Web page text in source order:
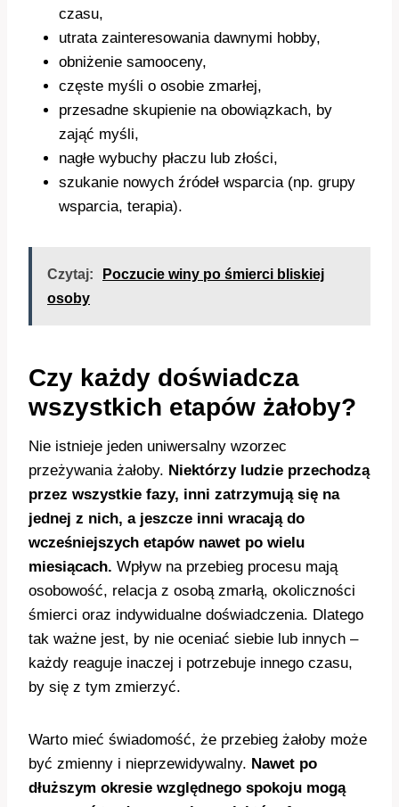
czasu,
utrata zainteresowania dawnymi hobby,
obniżenie samooceny,
częste myśli o osobie zmarłej,
przesadne skupienie na obowiązkach, by
zająć myśli,
nagłe wybuchy płaczu lub złości,
szukanie nowych źródeł wsparcia (np. grupy
wsparcia, terapia).
Czytaj:
Poczucie winy po śmierci bliskiej
osoby
Czy każdy doświadcza
wszystkich etapów żałoby?
Nie istnieje jeden uniwersalny wzorzec
przeżywania żałoby. Niektórzy ludzie przechodzą
przez wszystkie fazy, inni zatrzymują się na
jednej z nich, a jeszcze inni wracają do
wcześniejszych etapów nawet po wielu
miesiącach. Wpływ na przebieg procesu mają
osobowość, relacja z osobą zmarłą, okoliczności
śmierci oraz indywidualne doświadczenia. Dlatego
tak ważne jest, by nie oceniać siebie lub innych –
każdy reaguje inaczej i potrzebuje innego czasu,
by się z tym zmierzyć.
Warto mieć świadomość, że przebieg żałoby może
być zmienny i nieprzewidywalny. Nawet po
dłuższym okresie względnego spokoju mogą